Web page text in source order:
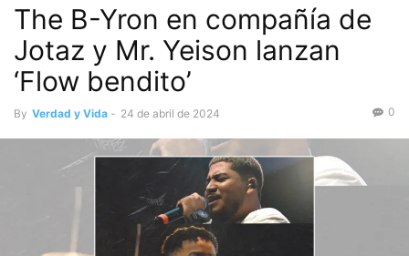
The B-Yron en compañía de
Jotaz y Mr. Yeison lanzan
‘Flow bendito’
By Verdad y Vida - 24 de abril de 2024 0